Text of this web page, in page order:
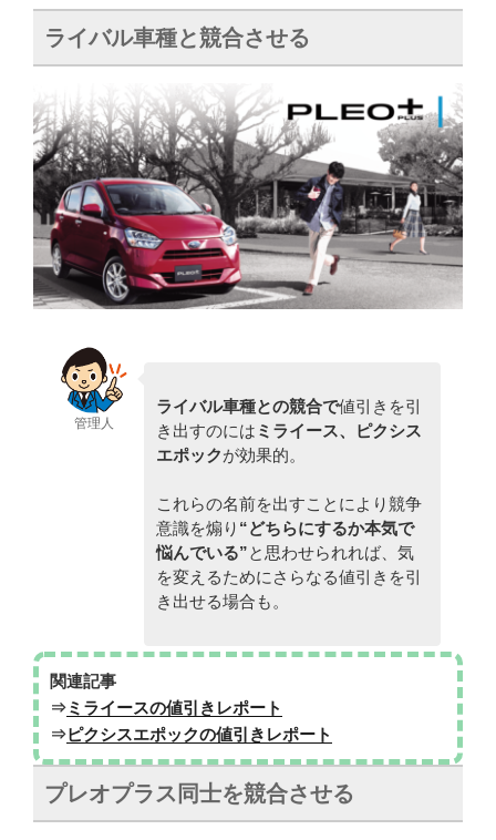
ライバル車種と競合させる
管理人
ライバル車種との競合で値引きを引
き出すのには ミライース、ピクシス
エポックが効果的。
これらの名前を出すことにより競争
意識を煽り “どちらにするか本気で
悩んでいる”と思わせられれば、気
を変えるためにさらなる値引きを引
き出せる場合も。
関連記事
⇒ミライースの値引きレポート
⇒ピクシスエポックの値引きレポート
プレオプラス同士を競合させる